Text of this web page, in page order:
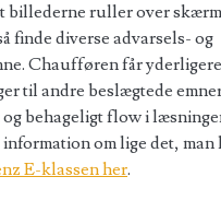
billederne ruller over
finde diverse advarsels- og
Chaufføren får
til andre beslægtede
behageligt flow i
om lige det, man
E-klassen her.